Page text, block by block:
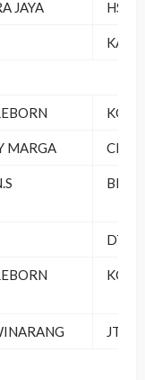
JAYA HS
KOPI
MARGA
BBB
DT
KOPI
JT